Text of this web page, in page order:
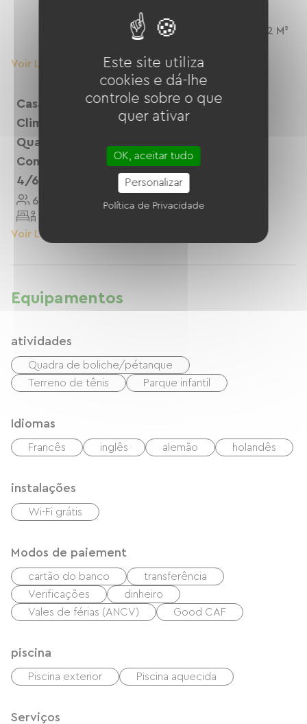
Voir Le Logement
32 M²
Voir Le Logement
Casa Móvel
Climatizada - 2
Quartos - 29m²
Com Banheiro Para
4/6 Pessoas.
6 Personnes
29 M²
Voir Le Logement
Equipamentos
atividades
Quadra de boliche/pétanque
Terreno de tênis
Parque infantil
Idiomas
Francês inglês alemão holandês
instalações
Wi-Fi grátis
Modos de paiement
cartão do banco
transferência
Verificações
dinheiro
Vales de férias (ANCV)
Good CAF
piscina
Piscina exterior Piscina aquecida
Serviços
Este site utiliza
cookies e dá-lhe
controle sobre o que
quer ativar
OK, aceitar tudo
Personalizar
Política de Privacidade